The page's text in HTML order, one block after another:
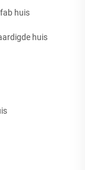
huis
huis